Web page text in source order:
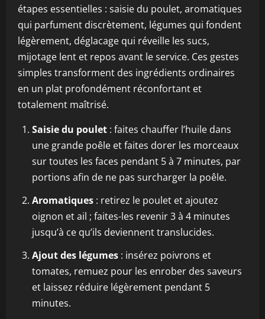
étapes essentielles : saisie du poulet, aromatiques
qui parfument discrètement, légumes qui fondent
légèrement, déglacage qui réveille les sucs,
mijotage lent et repos avant le service. Ces gestes
simples transforment des ingrédients ordinaires
en un plat profondément réconfortant et
totalement maîtrisé.
Saisie du poulet : faites chauffer l’huile dans
une grande poêle et faites dorer les morceaux
sur toutes les faces pendant 5 à 7 minutes, par
portions afin de ne pas surcharger la poêle.
Aromatiques : retirez le poulet et ajoutez
oignon et ail ; faites-les revenir 3 à 4 minutes
jusqu’à ce qu’ils deviennent translucides.
Ajout des légumes : insérez poivrons et
tomates, remuez pour les enrober des saveurs
et laissez réduire légèrement pendant 5
minutes.